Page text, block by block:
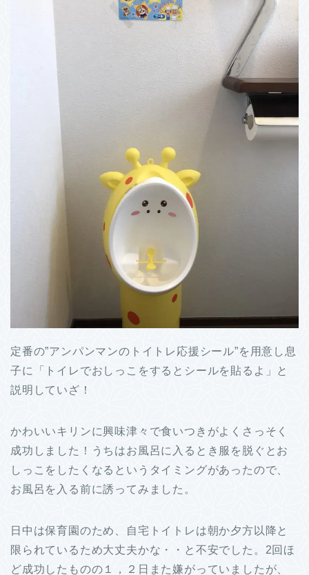
定番の”アンパンマンのトイトレ応援シール”を用意し息
子に「トイレでおしっこをするとシールを貼るよ」と
説明していざ！
かわいいキリンに興味津々で食いつきがよくさっそく
成功しました！うちはお風呂に入るとき服を脱ぐとお
しっこをしたくなるというタイミングがあったので、
お風呂を入る前に誘ってみました。
日中は保育園のため、自宅トイトレは朝か夕方以降と
限られているため大丈夫かな・・と不安でした。2回ほ
ど成功したものの１，２日また嫌がっていましたが、